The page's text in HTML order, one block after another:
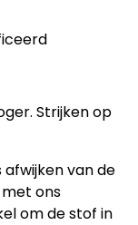
Strijken op
afwijken van de
ons
om de stof in